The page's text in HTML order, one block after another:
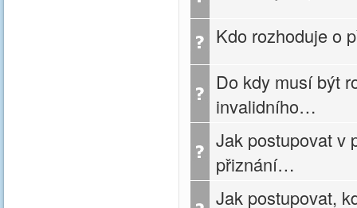
Kdo rozhoduje o
Do kdy musí být
invalidního…
Jak postupovat v
přiznání…
Jak postupovat,